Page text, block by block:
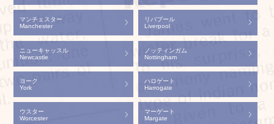
マンチェスター
Manchester
リバプール
Liverpool
ニューキャッスル
Newcastle
ノッティンガム
Nottingham
ヨーク
York
ハロゲート
Harrogate
ウスター
Worcester
マーゲート
Margate